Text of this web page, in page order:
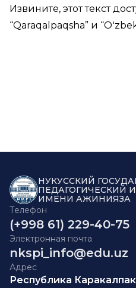
Извините, этот текст
“Qaraqalpaqsha” и “
НУКУССКИЙ
ПЕДАГОГИЧЕСКИЙ
ИМЕНИ АЖИНИЯЗА
Телефон
(+998 61) 229-40-75
Электронная почта
nkspi_info@edu.uz
Адрес
Республика